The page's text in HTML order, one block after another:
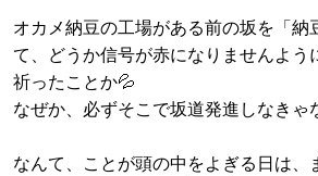
オカメ納豆の工場がある前の坂を「納
て、どうか信号が赤になりませんよう
祈ったことか💦
なぜか、必ずそこで坂道発進しなきゃ
なんて、ことが頭の中をよぎる日は、